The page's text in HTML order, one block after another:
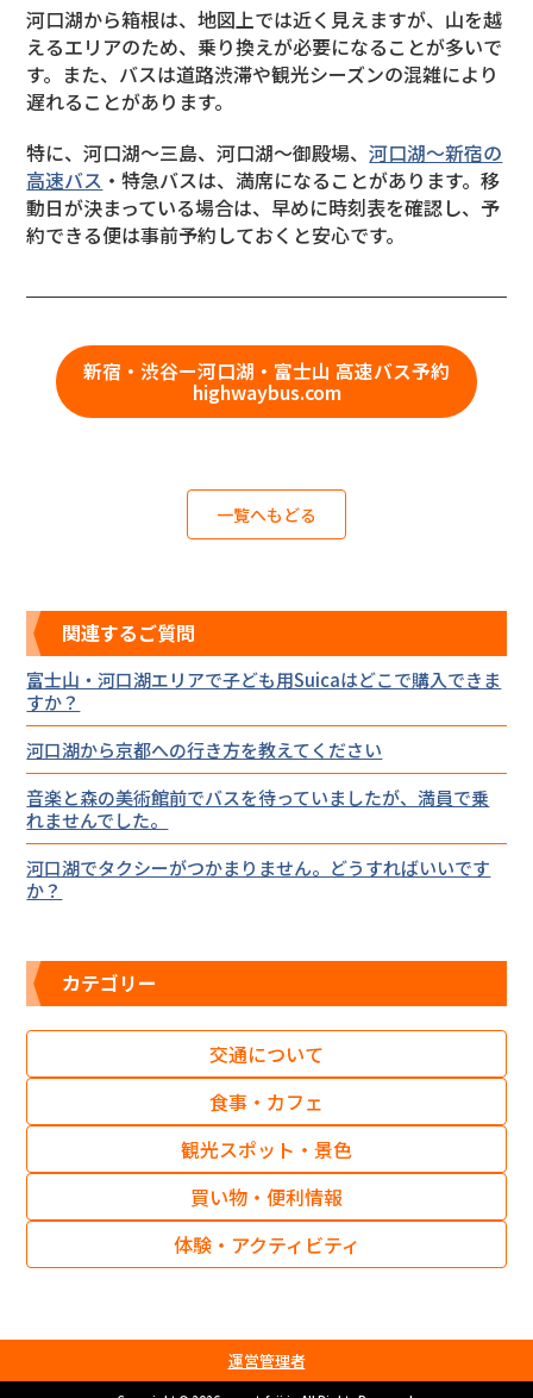
河口湖から箱根は、地図上では近く見えますが、山を越
えるエリアのため、乗り換えが必要になることが多いで
す。また、バスは道路渋滞や観光シーズンの混雑により
遅れることがあります。
特に、河口湖〜三島、河口湖〜御殿場、河口湖〜新宿の
高速バス ・特急バスは、満席になることがあります。移
動日が決まっている場合は、早めに時刻表を確認し、予
約できる便は事前予約しておくと安心です。
新宿・渋谷ー河口湖・富士山 高速バス予約
highwaybus.com
一覧へもどる
関連するご質問
富士山・河口湖エリアで子ども用Suicaはどこで購入できま
すか？
河口湖から京都への行き方を教えてください
音楽と森の美術館前でバスを待っていましたが、満員で乗
れませんでした。
河口湖でタクシーがつかまりません。どうすればいいです
か？
カテゴリー
交通について
食事・カフェ
観光スポット・景色
買い物・便利情報
体験・アクティビティ
運営管理者